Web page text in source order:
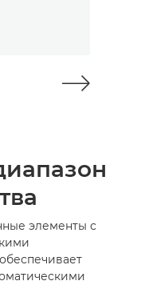
элементы с